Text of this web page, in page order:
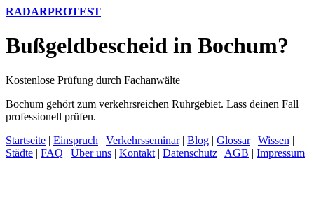
RADARPROTEST
Bußgeldbescheid in Bochum?
Kostenlose Prüfung durch Fachanwälte
Bochum gehört zum verkehrsreichen Ruhrgebiet. Lass deinen Fall
professionell prüfen.
Startseite | Einspruch | Verkehrsseminar| Blog | Glossar| Wissen |
Städte | FAQ | Über uns | Kontakt | Datenschutz | AGB | Impressum